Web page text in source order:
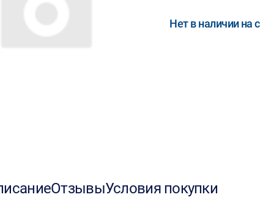
Нет в наличии на
ОтзывыУсловия покупки